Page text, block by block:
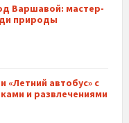
Варшавой: мастер-
природы
«Летний автобус» с
и развлечениями